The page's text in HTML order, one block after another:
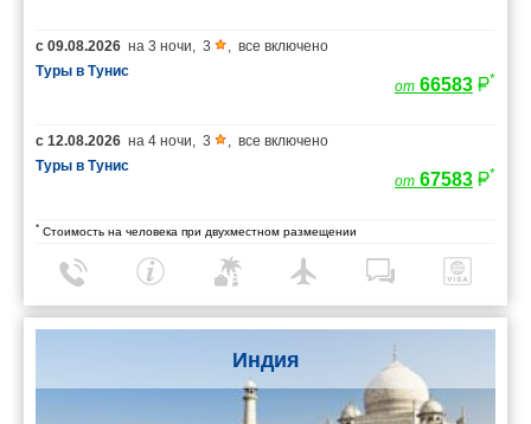
с 09.08.2026 на 3 ночи, 3 , все включено
Туры в Тунис
от 66583 *
с 12.08.2026 на 4 ночи, 3 , все включено
Туры в Тунис
от 67583 *
* Стоимость на человека при двухместном размещении
Индия